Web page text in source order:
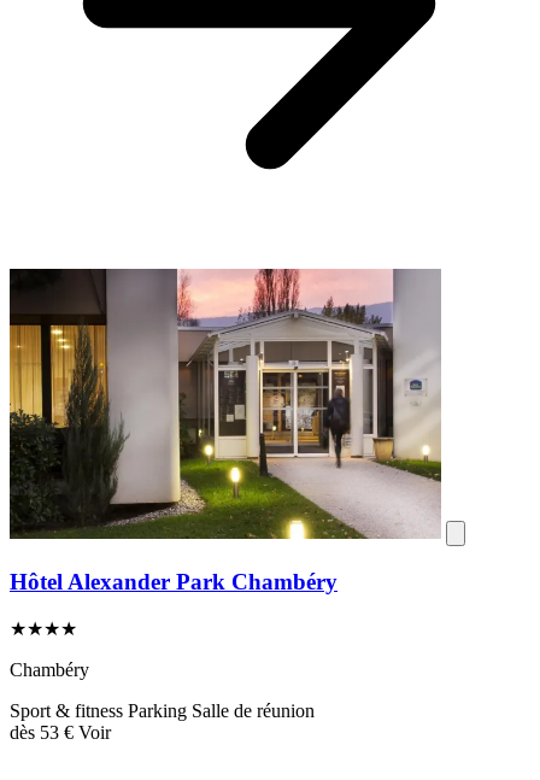
Hôtel Alexander Park Chambéry
★★★★
Chambéry
Sport & fitness Parking Salle de réunion
dès 53 € Voir